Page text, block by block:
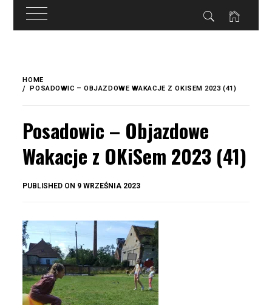
treści
content
HOME
POSADOWIC – OBJAZDOWE WAKACJE Z OKISEM 2023 (41)
Posadowic – Objazdowe
Wakacje z OKiSem 2023 (41)
PUBLISHED ON 9 WRZEŚNIA 2023